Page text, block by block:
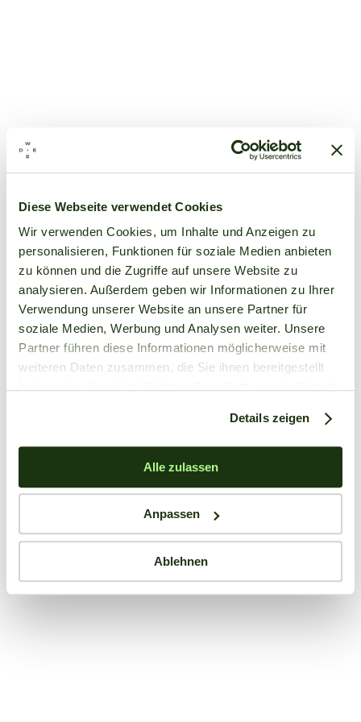
Diese Webseite verwendet Cookies
Wir verwenden Cookies, um Inhalte und Anzeigen zu
personalisieren, Funktionen für soziale Medien anbieten
zu können und die Zugriffe auf unsere Website zu
analysieren. Außerdem geben wir Informationen zu Ihrer
Verwendung unserer Website an unsere Partner für
soziale Medien, Werbung und Analysen weiter. Unsere
Partner führen diese Informationen möglicherweise mit
weiteren Daten zusammen, die Sie ihnen bereitgestellt
Details zeigen
Alle zulassen
Anpassen
Ablehnen